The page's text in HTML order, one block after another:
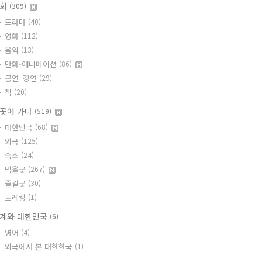
(309)
드라마 (40)
영화 (112)
음악 (13)
만화-애니메이션 (86)
공연_강연 (29)
책 (20)
에 가다 (519)
대한민국 (68)
외국 (125)
숙소 (24)
먹을곳 (267)
즐길곳 (30)
트레킹 (1)
와 대한민국 (6)
영어 (4)
외국에서 본 대한한국 (1)